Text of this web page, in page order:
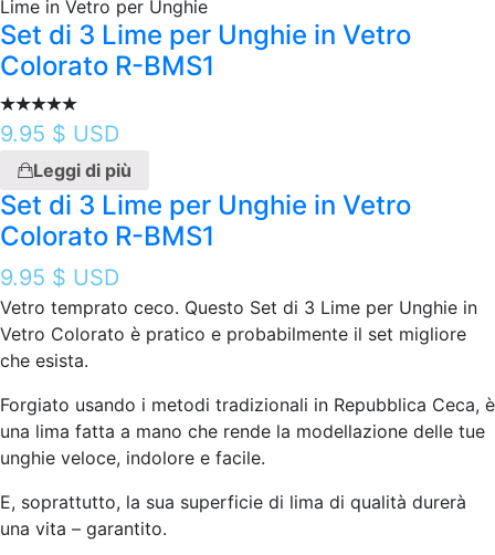
Lime in Vetro per Unghie
Set di 3 Lime per Unghie in Vetro
Colorato R-BMS1
9.95 $ USD
Leggi di più
Set di 3 Lime per Unghie in Vetro
Colorato R-BMS1
9.95 $ USD
Vetro temprato ceco. Questo Set di 3 Lime per Unghie in
Vetro Colorato è pratico e probabilmente il set migliore
che esista.
Forgiato usando i metodi tradizionali in Repubblica Ceca, è
una lima fatta a mano che rende la modellazione delle tue
unghie veloce, indolore e facile.
E, soprattutto, la sua superficie di lima di qualità durerà
una vita – garantito.